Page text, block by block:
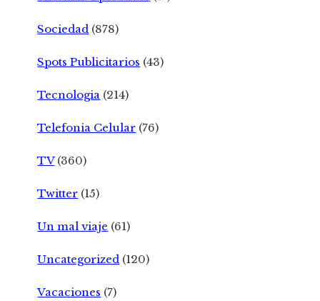
Sociedad (878)
Spots Publicitarios (43)
Tecnologia (214)
Telefonia Celular (76)
TV(360)
Twitter (15)
Un mal viaje (61)
Uncategorized (120)
Vacaciones (7)